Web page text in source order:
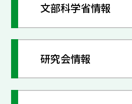
文部科学省情報
研究会情報